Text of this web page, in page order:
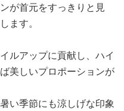
が首元をすっきりと見
ます。
ルアップに貢献し、ハイ
美しいプロポーションが
い季節にも涼しげな印象